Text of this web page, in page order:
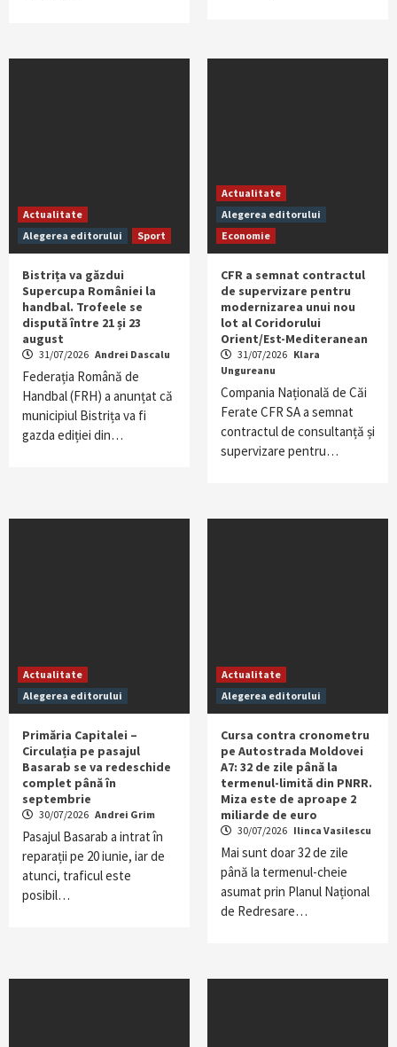
Actualitate
Alegerea editorului
Sport
Bistrița va găzdui
Supercupa României la
handbal. Trofeele se
dispută între 21 și 23
august
31/07/2026 Andrei Dascalu
Federația Română de
Handbal (FRH) a anunțat că
municipiul Bistrița va fi
gazda ediției din…
Actualitate
Alegerea editorului
Economie
CFR a semnat contractul
de supervizare pentru
modernizarea unui nou
lot al Coridorului
Orient/Est-Mediteranean
31/07/2026 Klara
Ungureanu
Compania Națională de Căi
Ferate CFR SA a semnat
contractul de consultanță și
supervizare pentru…
Actualitate
Alegerea editorului
Primăria Capitalei –
Circulația pe pasajul
Basarab se va redeschide
complet până în
septembrie
30/07/2026 Andrei Grim
Pasajul Basarab a intrat în
reparații pe 20 iunie, iar de
atunci, traficul este
posibil…
Actualitate
Alegerea editorului
Cursa contra cronometru
pe Autostrada Moldovei
A7: 32 de zile până la
termenul-limită din PNRR.
Miza este de aproape 2
miliarde de euro
30/07/2026 Ilinca Vasilescu
Mai sunt doar 32 de zile
până la termenul-cheie
asumat prin Planul Național
de Redresare…